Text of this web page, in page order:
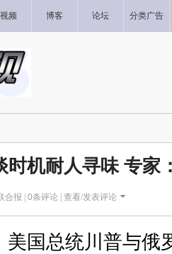
视频 博客 论坛 分类广告
时机耐人寻味 专家
合报 | 0条评论 | 查看/发表评论
美国总统川普与俄